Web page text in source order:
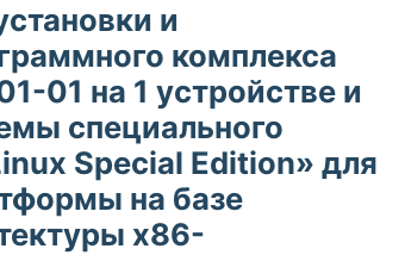
и
комплекса
01 на 1 устройстве и
специального
Special Edition» для
на базе
x86-